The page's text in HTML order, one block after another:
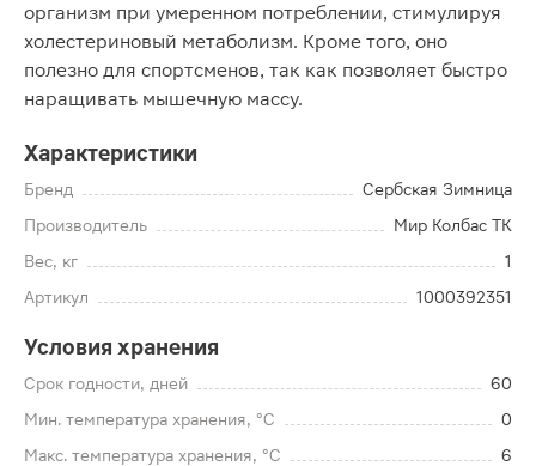
организм при умеренном потреблении, стимулируя
холестериновый метаболизм. Кроме того, оно
полезно для спортсменов, так как позволяет быстро
наращивать мышечную массу.
Характеристики
Бренд
Сербская Зимница
Производитель
Мир Колбас ТК
Вес, кг
1
Артикул
1000392351
Условия хранения
Срок годности, дней
60
Мин. температура хранения, °C
0
Макс. температура хранения, °C
6